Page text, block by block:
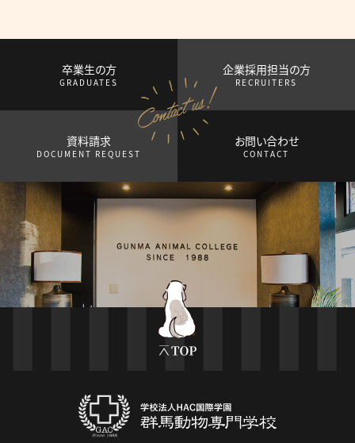
卒業生の方
GRADUATES
企業採用担当の方
RECRUITERS
資料請求
DOCUMENT REQUEST
お問い合わせ
CONTACT